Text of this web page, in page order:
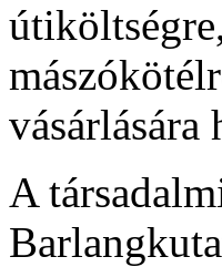
vásárlására
A